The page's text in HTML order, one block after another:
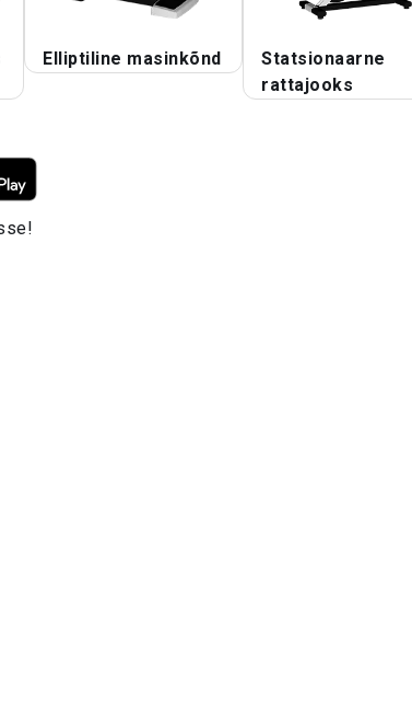
Elliptiline masinkõnd
Statsionaarne
rattajooks